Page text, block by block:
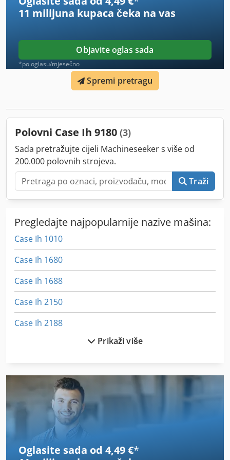
11 milijuna kupaca čeka na vas
Objavite oglas sada
*po oglasu/mjesečno
Spremi pretragu
Polovni Case Ih 9180 (3)
Sada pretražujte cijeli Machineseeker s više od
200.000 polovnih strojeva.
Traži
Pregledajte najpopularnije nazive mašina:
Case Ih 1010
Case Ih 1680
Case Ih 1688
Case Ih 2150
Case Ih 2188
Case Ih 3020
Case Ih 3394
Case Ih 3594
Case Ih 4420
Prikaži više
Oglasite sada od 4,49 €*